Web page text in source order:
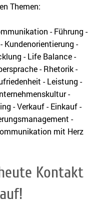
Themen:
- Führung -
-
- Life Balance -
- Rhetorik -
- Leistung -
-
- Verkauf - Einkauf -
-
mit Herz
Kontakt